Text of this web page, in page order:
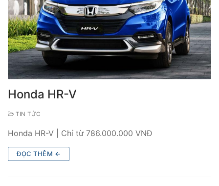
Honda HR-V
TIN TỨC
Honda HR-V | Chỉ từ 786.000.000 VNĐ
ĐỌC THÊM ←